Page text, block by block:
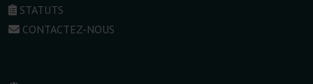
STATUTS
CONTACTEZ-NOUS